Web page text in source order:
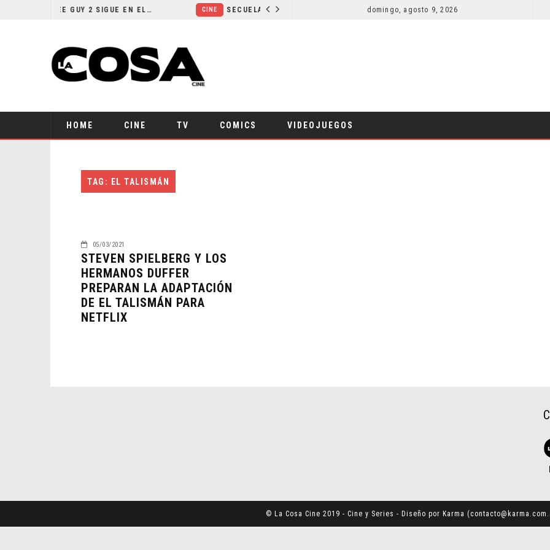
¿POR QUÉ FREE GUY 2 SIGUE EN EL LIMBO? CINE
domingo, agosto 9, 2026
HOME CINE TV COMICS VIDEOJUEGOS
TAG: EL TALISMÁN
05/03/2021
STEVEN SPIELBERG Y LOS
HERMANOS DUFFER
PREPARAN LA ADAPTACIÓN
DE EL TALISMÁN PARA
NETFLIX
© La Cosa Cine 2019 - Cine y Series - Diseño por Karma (